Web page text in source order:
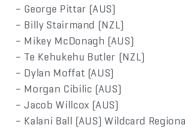
– George Pittar (AUS)
– Billy Stairmand (NZL)
– Mikey McDonagh (AUS)
– Te Kehukehu Butler (NZL)
– Dylan Moffat (AUS)
– Morgan Cibilic (AUS)
– Jacob Willcox (AUS)
– Kalani Ball (AUS) Wildcard